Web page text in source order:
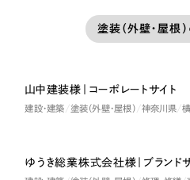
塗装（外壁・屋根
山中建装様｜コーポレートサイト
建設・建築 塗装（外壁・屋根） 神奈川県
ゆうき総業株式会社様｜ブランド